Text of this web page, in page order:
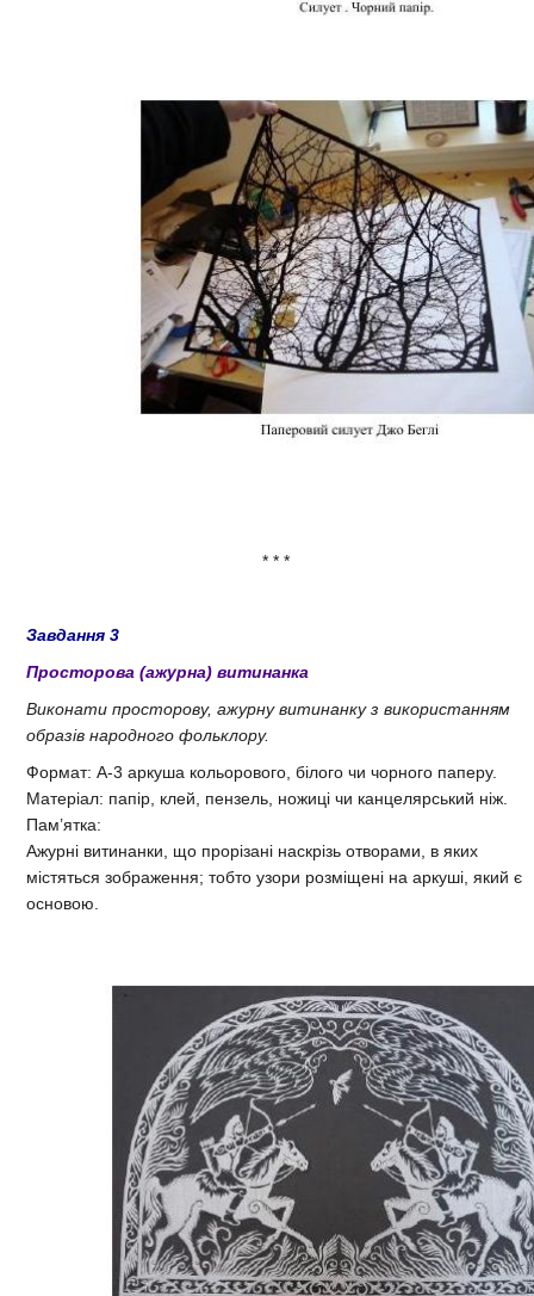
* * *
Завдання 3
Просторова (ажурна) витинанка
Виконати просторову, ажурну витинанку з використанням
образів народного фольклору.
Формат: А-3 аркуша кольорового, білого чи чорного паперу.
Матеріал: папір, клей, пензель, ножиці чи канцелярський ніж.
Пам’ятка:
Ажурні витинанки, що прорізані наскрізь отворами, в яких
містяться зображення; тобто узори розміщені на аркуші, який є
основою.